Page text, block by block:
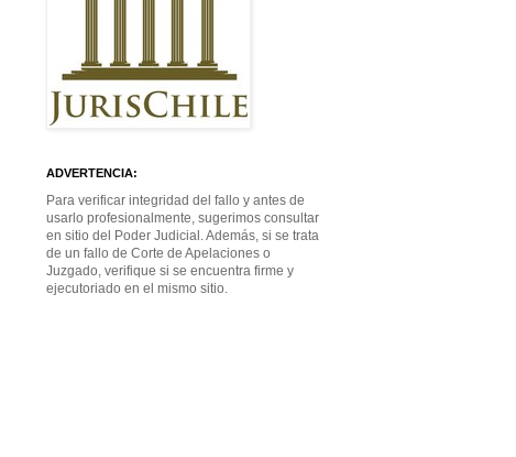
ADVERTENCIA:
Para verificar integridad del fallo y antes de
usarlo profesionalmente, sugerimos consultar
en sitio del Poder Judicial. Además, si se trata
de un fallo de Corte de Apelaciones o
Juzgado, verifique si se encuentra firme y
ejecutoriado en el mismo sitio.